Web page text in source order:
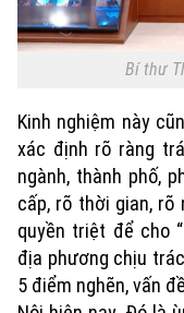
Bí thư
Kinh nghiệm này
xác định rõ ràng
ngành, thành phố,
cấp, rõ thời gian, rõ
quyền triệt để cho
địa phương chịu
5 điểm nghẽn, vấn